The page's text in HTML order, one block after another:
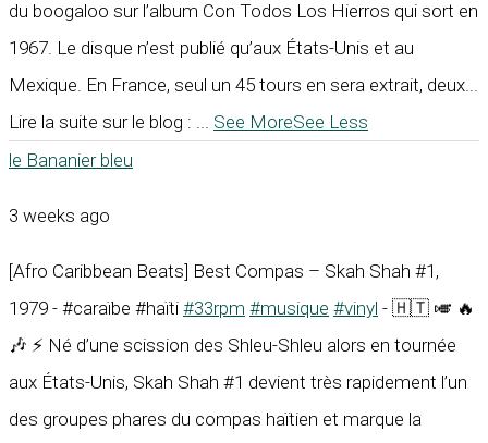
du boogaloo sur l’album Con Todos Los Hierros qui sort en
1967. Le disque n’est publié qu’aux États-Unis et au
Mexique. En France, seul un 45 tours en sera extrait, deux...
Lire la suite sur le blog :
See MoreSee Less
le Bananier bleu
3 weeks ago
[Afro Caribbean Beats] Best Compas – Skah Shah #1,
1979 - #caraïbe #haïti #33rpm #musique #vinyl - 🇭🇹 🎺 🔥
🎶 ⚡ Né d’une scission des Shleu-Shleu alors en tournée
aux États-Unis, Skah Shah #1 devient très rapidement l’un
des groupes phares du compas haïtien et marque la